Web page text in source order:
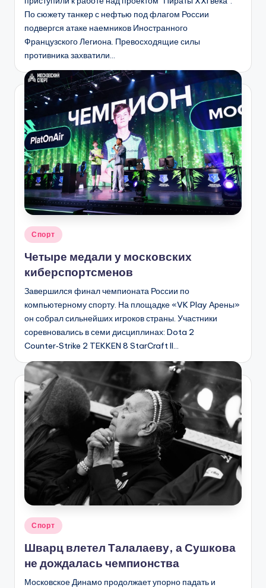
По сюжету танкер с нефтью под флагом России
подвергся атаке наемников Иностранного
Французского Легиона. Превосходящие силы
противника захватили…
Опубликовано
Спорт
Четыре медали у московских
киберспортсменов
Завершился финал чемпионата России по
компьютерному спорту. На площадке «VK Play Арены»
он собрал сильнейших игроков страны. Участники
соревновались в семи дисциплинах: Dota 2
Counter‑Strike 2 TEKKEN 8 StarCraft II…
Опубликовано
Спорт
Шварц влетел Талалаеву, а Сушкова
не дождалась чемпионства
Московское Динамо продолжает упорно падать и